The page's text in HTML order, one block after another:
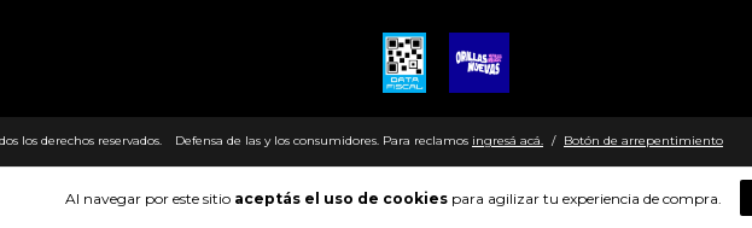
Al navegar por este sitio aceptás el uso de cookiespara agilizar tu experiencia de compra.
los derechos reservados. Defensa de las y los consumidores. Para reclamos ingresá acá. / Botón de arrepentimiento